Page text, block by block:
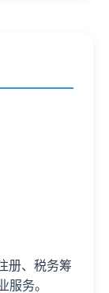
册、税务筹
服务。